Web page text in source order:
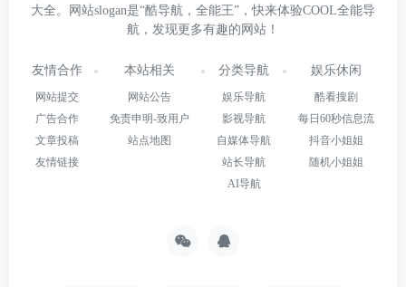
大全。网站slogan是“酷导航，全能王”，快来体验COOL全能导
航，发现更多有趣的网站！
友情合作
网站提交
广告合作
文章投稿
友情链接
本站相关
网站公告
免责申明-致用户
站点地图
分类导航
娱乐导航
影视导航
自媒体导航
站长导航
AI导航
娱乐休闲
酷看搜剧
每日60秒信息流
抖音小姐姐
随机小姐姐